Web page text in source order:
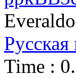
Time :